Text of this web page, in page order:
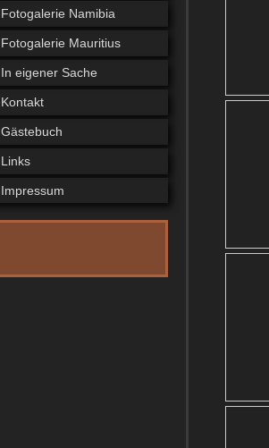
Fotogalerie Namibia
Fotogalerie Mauritius
In eigener Sache
Kontakt
Gästebuch
Links
Impressum